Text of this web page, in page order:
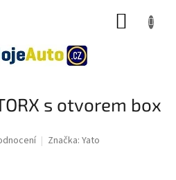
s otvorem box
Značka: Yato